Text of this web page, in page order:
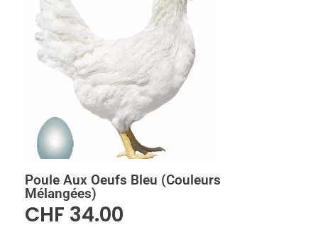
Poule Aux Oeufs Bleu (couleurs
Mélangées)
CHF 34.00